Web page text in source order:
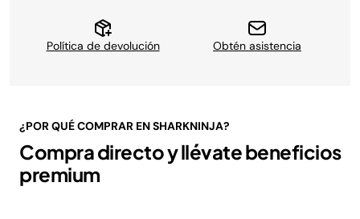
Política de devolución Obtén asistencia
¿POR QUÉ COMPRAR EN SHARKNINJA?
Compra directo y llévate beneficios
premium